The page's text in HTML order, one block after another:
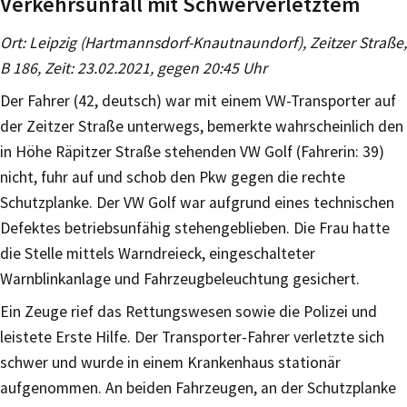
Ort: Leipzig (Hartmannsdorf-Knautnaundorf), Zeitzer Straße,
B 186, Zeit: 23.02.2021, gegen 20:45 Uhr
Der Fahrer (42, deutsch) war mit einem VW-Transporter auf
der Zeitzer Straße unterwegs, bemerkte wahrscheinlich den
in Höhe Räpitzer Straße stehenden VW Golf (Fahrerin: 39)
nicht, fuhr auf und schob den Pkw gegen die rechte
Schutzplanke. Der VW Golf war aufgrund eines technischen
Defektes betriebsunfähig stehengeblieben. Die Frau hatte
die Stelle mittels Warndreieck, eingeschalteter
Warnblinkanlage und Fahrzeugbeleuchtung gesichert.
Ein Zeuge rief das Rettungswesen sowie die Polizei und
leistete Erste Hilfe. Der Transporter-Fahrer verletzte sich
schwer und wurde in einem Krankenhaus stationär
aufgenommen. An beiden Fahrzeugen, an der Schutzplanke